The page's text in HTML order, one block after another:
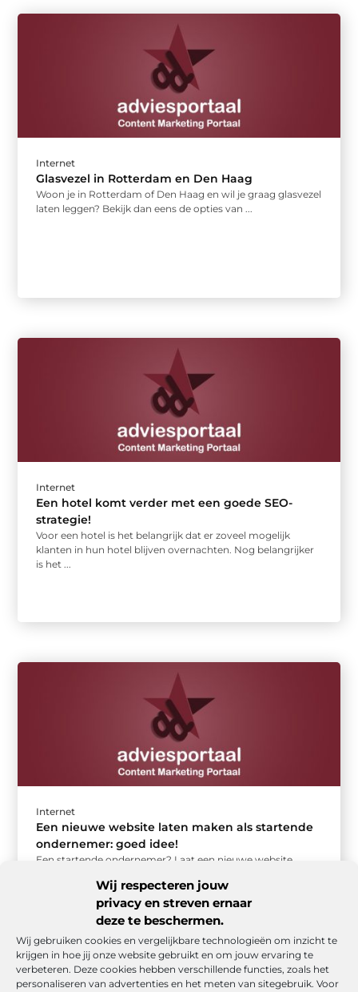
Wij respecteren jouw
privacy en streven ernaar
deze te beschermen.
Wij gebruiken cookies en vergelijkbare technologieën om inzicht te
krijgen in hoe jij onze website gebruikt en om jouw ervaring te
verbeteren. Deze cookies hebben verschillende functies, zoals het
personaliseren van advertenties en het meten van sitegebruik. Voor
Internet
Glasvezel in Rotterdam en Den Haag
Woon je in Rotterdam of Den Haag en wil je graag glasvezel
laten leggen? Bekijk dan eens de opties van ...
Internet
Een hotel komt verder met een goede SEO-
strategie!
Voor een hotel is het belangrijk dat er zoveel mogelijk
klanten in hun hotel blijven overnachten. Nog belangrijker
is het ...
Internet
Een nieuwe website laten maken als startende
ondernemer: goed idee!
Een startende ondernemer? Laat een nieuwe website
laten maken een verstandige keuze. ...